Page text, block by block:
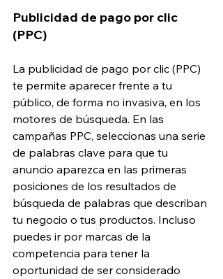
Publicidad de pago por clic
(PPC)
La publicidad de pago por clic (PPC)
te permite aparecer frente a tu
público, de forma no invasiva, en los
motores de búsqueda. En las
campañas PPC, seleccionas una serie
de palabras clave para que tu
anuncio aparezca en las primeras
posiciones de los resultados de
búsqueda de palabras que describan
tu negocio o tus productos. Incluso
puedes ir por marcas de la
competencia para tener la
oportunidad de ser considerado